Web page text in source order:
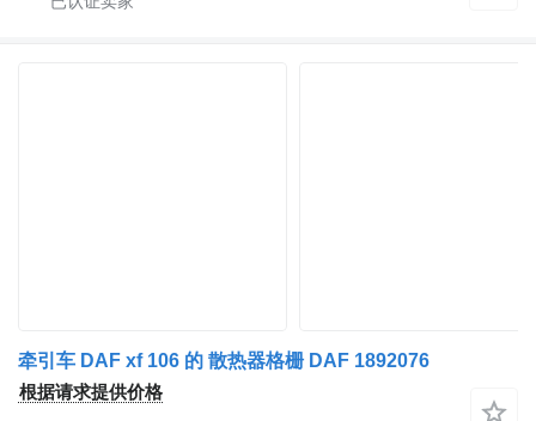
牵引车 DAF xf 106 的 散热器格栅 DAF 1892076
根据请求提供价格